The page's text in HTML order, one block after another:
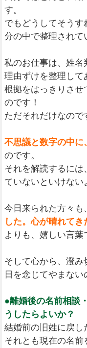
す。
でもどうしてそうす
分の中で整理されて
私のお仕事は、姓
理由ずけを整理して
根拠をはっきりさせ
のです！
ただそれだけなので
不思議と数字の中に
のです。
それを解読するには
ていないといけない
今日来られた方々も
した。心が晴れてき
よりも、嬉しい言葉
そして心から、澄み
日を念じてやまない
●離婚後の名前相談
うしたらよいか？
結婚前の旧姓に戻し
それとも現在の名